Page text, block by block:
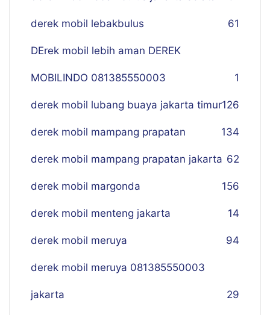
derek mobil lebakbulus 61
DErek mobil lebih aman DEREK
MOBILINDO 081385550003 1
derek mobil lubang buaya jakarta timur126
derek mobil mampang prapatan 134
derek mobil mampang prapatan jakarta 62
derek mobil margonda 156
derek mobil menteng jakarta 14
derek mobil meruya 94
derek mobil meruya 081385550003
jakarta 29